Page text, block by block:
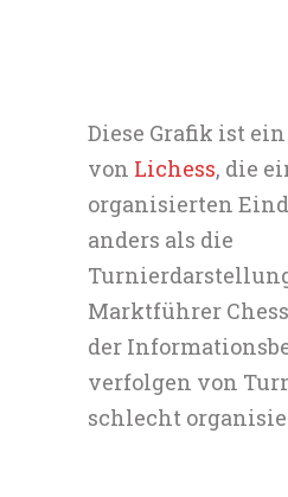
Diese Grafik ist
von Lichess, die
organisierten
anders als die
Marktführer
der
verfolgen von
schlecht